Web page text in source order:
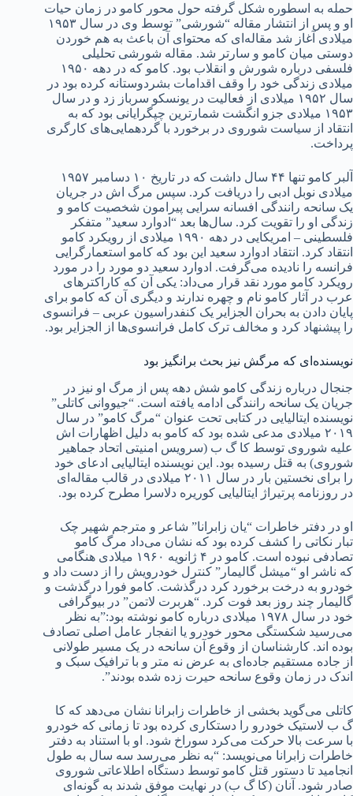
حمله به اسطوره شکل گرفته حول محور کامو در زمان حیات
او و پس از انتشار مقاله “شورشی” توسط وی در سال ۱۹۵۳
میلادی آغاز شد مقاله‌ای که محتوای آن باعث به هم خوردن
دوستی میان کامو و سارتر شد. مقاله شورشی تحلیلی
فلسفی درباره شورش و انقلاب بود. کامو که در دهه ۱۹۵۰
میلادی زندگی خود را وقف اقدامات بشردوستانه کرده بود در
سال ۱۹۵۲ میلادی از فعالیت در یونسکو سرباز زد و در سال
۱۹۵۳ میلادی جزو انگشت شمارترین چپگرایانی بود که به
انتقاد از سیاست شوروی در برخورد با گردهمایی‌های کارگری
پرداخت.
آلبر کامو تنها ۴۴ سال داشت که در تاریخ ۱۰ دسامبر ۱۹۵۷
میلادی نوبل ادبی را دریافت کرد. سپس مرگ اش در جریان
یک سانحه رانندگی افسانه سرایی پیرامون شخصیت کامو و
زندگی او را تقویت کرد. سال‌ها بعد “ادوارد سعید” متفکر
فلسطینی – امریکایی در دهه ۱۹۹۰ میلادی از رویکرد کامو
انتقاد کرد. انتقاد ادوارد سعید این بود که کامو استعمارگرایی
فرانسه را نادیده می‌گرفت. ادوارد سعید دو مورد را در مورد
رویکرد کامو مورد نقد قرار می‌داد: یکی آن که کاراکتر‌های
عرب در آثار کامو نام و چهره ندارند و دیگری آن که کامو برای
پایان دادن به بحران الجزایر یک کنفدراسیون عربی – فرانسوی
را پیشنهاد کرد و مخالف ترک کامل فرانسوی‌ها از الجزایر بود.
نویسنده‌ای که مرگش نیز بحث برانگیز بود
جنجال درباره زندگی کامو شش دهه پس از مرگ او نیز در
جریان یک سانحه رانندگی ادامه یافته است. “جیووانی کاتلی”
نویسنده ایتالیایی در کتابی تحت عنوان “مرگ کامو” در سال
۲۰۱۹ میلادی مدعی شده بود که کامو به دلیل اظهارات اش
علیه شوروی توسط کا گ ب (سرویس امنیتی اتحاد جماهیر
شوروی) به قتل رسیده بود. این نویسنده ایتالیایی ادعای خود
را برای نخستین بار در سال ۲۰۱۱ میلادی در قالب مقاله‌ای
در روزنامه پرتیراژ ایتالیایی کوریره دلاسرا مطرح کرده بود.
او در دفتر خاطرات “یان زابرانا” شاعر و مترجم شهیر چک
تبار نکاتی را کشف کرده بود که نشان می‌داد مرگ کامو
تصادفی نبوده است. کامو در ۴ ژانویه ۱۹۶۰ میلادی هنگامی
که ناشر او “میشل گالیمار” کنترل خودرویش را از دست داد و
خودرو به درخت برخورد کرد درگذشت. کامو فورا درگذشت و
گالیمار چند روز بعد فوت کرد. “هربرت لاتمن” در بیوگرافی
خود در سال ۱۹۷۸ میلادی درباره کامو نوشته بود:”به نظر
می‌رسید شکستگی محور خودرو یا انفجار عامل اصلی تصادف
بوده اند. کارشناسان از وقوع آن سانحه در یک مسیر طولانی
از جاده مستقیم جاده‌ای به عرض نه متر و با ترافیک سبک و
اندک در زمان وقوع سانحه حیرت زده شده بودند”.
کاتلی می‌گوید بخشی از خاطرات زابرانا نشان می‌دهد که کا
گ ب لاستیک خودرو را دستکاری کرده بود تا زمانی که خودرو
با سرعت بالا حرکت می‌کرد سوراخ شود. او با استناد به دفتر
خاطرات زابرانا می‌نویسد: “به نظر می‌رسد سه سال به طول
انجامید تا دستور قتل کامو توسط دستگاه اطلاعاتی شوروی
صادر شود. آنان (کا گ ب) در نهایت موفق شدند به گونه‌ای